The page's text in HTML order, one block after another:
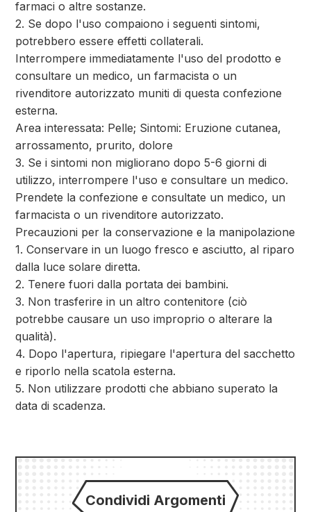
farmaci o altre sostanze.
2. Se dopo l'uso compaiono i seguenti sintomi,
potrebbero essere effetti collaterali.
Interrompere immediatamente l'uso del prodotto e
consultare un medico, un farmacista o un
rivenditore autorizzato muniti di questa confezione
esterna.
Area interessata: Pelle; Sintomi: Eruzione cutanea,
arrossamento, prurito, dolore
3. Se i sintomi non migliorano dopo 5-6 giorni di
utilizzo, interrompere l'uso e consultare un medico.
Prendete la confezione e consultate un medico, un
farmacista o un rivenditore autorizzato.
Precauzioni per la conservazione e la manipolazione
1. Conservare in un luogo fresco e asciutto, al riparo
dalla luce solare diretta.
2. Tenere fuori dalla portata dei bambini.
3. Non trasferire in un altro contenitore (ciò
potrebbe causare un uso improprio o alterare la
qualità).
4. Dopo l'apertura, ripiegare l'apertura del sacchetto
e riporlo nella scatola esterna.
5. Non utilizzare prodotti che abbiano superato la
data di scadenza.
Condividi Argomenti